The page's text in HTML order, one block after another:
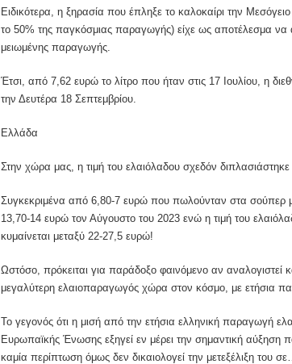
Ειδικότερα, η ξηρασία που έπληξε το καλοκαίρι την
το 50% της παγκόσμιας παραγωγής) είχε ως αποτέλεσμα να
μειωμένης παραγωγής.
Έτσι, από 7,62 ευρώ το λίτρο που ήταν στις 17 Ιουλίου, η
την Δευτέρα 18 Σεπτεμβρίου.
Ελλάδα
Στην χώρα μας, η τιμή του ελαιόλαδου σχεδόν
Συγκεκριμένα από 6,80-7 ευρώ που πωλούνταν στα σούπερ
13,70-14 ευρώ τον Αύγουστο του 2023 ενώ η τιμή του
κυμαίνεται μεταξύ 22-27,5 ευρώ!
Ωστόσο, πρόκειται για παράδοξο φαινόμενο αν αναλογιστεί
μεγαλύτερη ελαιοπαραγωγός χώρα στον κόσμο, με ετήσια
Το γεγονός ότι η μισή από την ετήσια ελληνική παραγωγή
Ευρωπαϊκής Ένωσης εξηγεί εν μέρει την σημαντική αύξηση
καμία περίπτωση όμως δεν δικαιολογεί την μετεξέλιξη του